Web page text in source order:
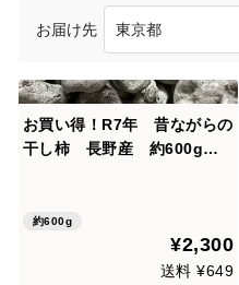
お届け先
お買い得！R7年 昔ながらの
干し柿 長野産 約600g
約600g
¥2,300
送料 ¥649